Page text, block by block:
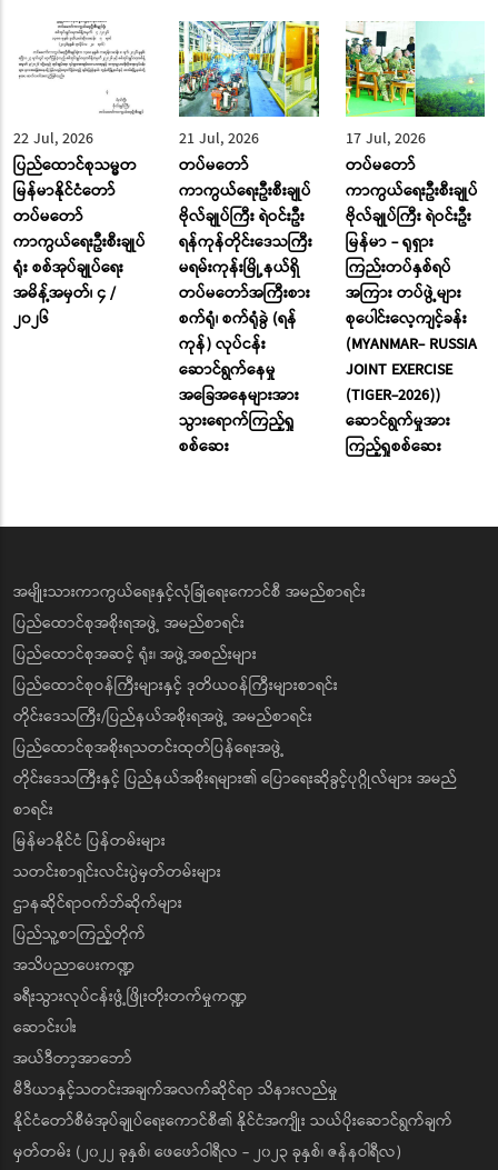
22 Jul, 2026
ပြည်ထောင်စုသမ္မတ
မြန်မာနိုင်ငံတော်
တပ်မတော်
ကာကွယ်ရေးဦးစီးချုပ်
ရုံး စစ်အုပ်ချုပ်ရေး
အမိန့်အမှတ်၊ ၄ /
၂၀၂၆
21 Jul, 2026
တပ်မတော်
ကာကွယ်ရေးဦးစီးချုပ်
ဗိုလ်ချုပ်ကြီး ရဲဝင်းဦး
ရန်ကုန်တိုင်းဒေသကြီး
မရမ်းကုန်းမြို့နယ်ရှိ
တပ်မတော်အကြီးစား
စက်ရုံ၊ စက်ရုံခွဲ (ရန်
ကုန်) လုပ်ငန်း
ဆောင်ရွက်နေမှု
အခြေအနေများအား
သွားရောက်ကြည့်ရှု
စစ်ဆေး
17 Jul, 2026
တပ်မတော်
ကာကွယ်ရေးဦးစီးချုပ်
ဗိုလ်ချုပ်ကြီး ရဲဝင်းဦး
မြန်မာ - ရုရှား
ကြည်းတပ်နှစ်ရပ်
အကြား တပ်ဖွဲ့များ
စုပေါင်းလေ့ကျင့်ခန်း
(MYANMAR- RUSSIA
JOINT EXERCISE
(TIGER-2026))
ဆောင်ရွက်မှုအား
ကြည့်ရှုစစ်ဆေး
အမျိုးသားကာကွယ်ရေးနှင့်လုံခြုံရေးကောင်စီ အမည်စာရင်း
ပြည်ထောင်စုအစိုးရအဖွဲ့ အမည်စာရင်း
ပြည်ထောင်စုအဆင့် ရုံး၊ အဖွဲ့အစည်းများ
ပြည်ထောင်စုဝန်ကြီးများနှင့် ဒုတိယဝန်ကြီးများစာရင်း
တိုင်းဒေသကြီး/ပြည်နယ်အစိုးရအဖွဲ့ အမည်စာရင်း
ပြည်ထောင်စုအစိုးရသတင်းထုတ်ပြန်ရေးအဖွဲ့
တိုင်းဒေသကြီးနှင့် ပြည်နယ်အစိုးရများ၏ ပြောရေးဆိုခွင့်ပုဂ္ဂိုလ်များ အမည်
စာရင်း
မြန်မာနိုင်ငံ ပြန်တမ်းများ
သတင်းစာရှင်းလင်းပွဲမှတ်တမ်းများ
ဌာနဆိုင်ရာဝက်ဘ်ဆိုက်များ
ပြည်သူ့စာကြည့်တိုက်
အသိပညာပေးကဏ္ဍ
ခရီးသွားလုပ်ငန်းဖွံ့ဖြိုးတိုးတက်မှုကဏ္ဍ
ဆောင်းပါး
အယ်ဒီတာ့အာဘော်
မီဒီယာနှင့်သတင်းအချက်အလက်ဆိုင်ရာ သိနားလည်မှု
နိုင်ငံတော်စီမံအုပ်ချုပ်ရေးကောင်စီ၏ နိုင်ငံအကျိုး သယ်ပိုးဆောင်ရွက်ချက်
မှတ်တမ်း (၂၀၂၂ ခုနှစ်၊ ဖေဖော်ဝါရီလ - ၂၀၂၃ ခုနှစ်၊ ဇန်နဝါရီလ)